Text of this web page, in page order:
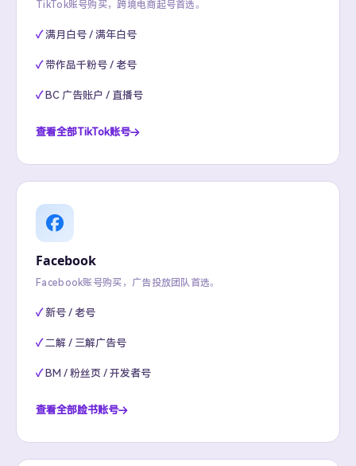
TikTok账号购买，跨境电商起号首选。
满月白号 / 满年白号
带作品千粉号 / 老号
BC 广告账户 / 直播号
查看全部TikTok账号
Facebook
Facebook账号购买，广告投放团队首选。
新号 / 老号
二解 / 三解广告号
BM / 粉丝页 / 开发者号
查看全部脸书账号